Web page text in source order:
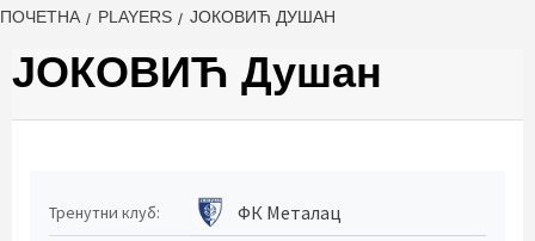
ПОЧЕТНА PLAYERS ЈОКОВИЋ ДУШАН
ЈОКОВИЋ Душан
Тренутни клуб: ФК Металац